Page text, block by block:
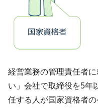
経営業務の管理責任者
い」会社で取締役を5年
任する人が国家資格者の